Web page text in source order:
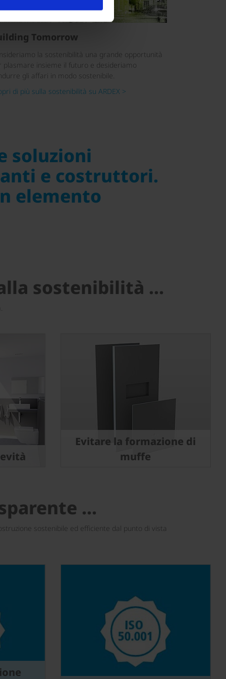
Tomorrow
la sostenibilità una grande opportunità
plasmare insieme il futuro e desideriamo
gli affari in modo sostenibile.
di più sulla sostenibilità su ARDEX >
soluzioni
e costruttori.
elemento
sostenibilità …
Evitare la formazione di
muffe
...
sostenibile ed efficiente dal punto di vista